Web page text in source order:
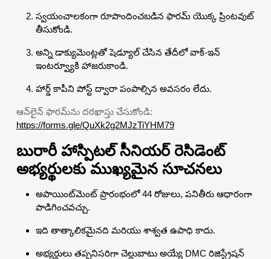
స్వయంచాలకంగా రూపొందించబడిన ఫారమ్ యొక్క ప్రింటవుట్
తీసుకోండి.
అన్ని డాక్యుమెంట్లతో షెడ్యూల్ చేసిన తేదీలో వాక్-ఇన్
ఇంటర్వ్యూకి హాజరుకాండి.
హార్డ్ కాపీని పోస్ట్ ద్వారా పంపాల్సిన అవసరం లేదు.
ఆన్‌లైన్ ఫారమ్‌ను దరఖాస్తు చేసుకోండి:
https://forms.gle/QuXk2g2MJzTiYHM79
బురారీ హాస్పిటల్ సీనియర్ రెసిడెంట్
అభ్యర్థులకు ముఖ్యమైన సూచనలు
అపాయింట్‌మెంట్ ప్రారంభంలో 44 రోజులు, పనితీరు ఆధారంగా
పొడిగించవచ్చు.
ఇది తాత్కాలికమైనది మరియు శాశ్వత ఉపాధి కాదు.
అభ్యర్థులు తప్పనిసరిగా చెల్లుబాటు అయ్యే DMC రిజిస్ట్రేషన్